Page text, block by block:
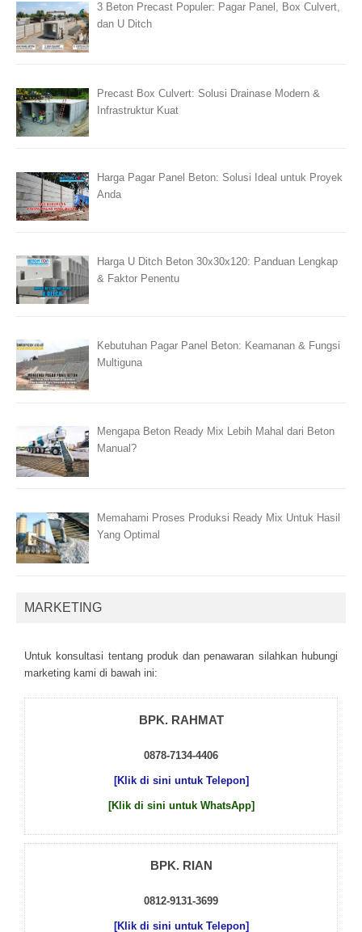
3 Beton Precast Populer: Pagar Panel, Box Culvert,
dan U Ditch
Precast Box Culvert: Solusi Drainase Modern &
Infrastruktur Kuat
Harga Pagar Panel Beton: Solusi Ideal untuk Proyek
Anda
Harga U Ditch Beton 30x30x120: Panduan Lengkap
& Faktor Penentu
Kebutuhan Pagar Panel Beton: Keamanan & Fungsi
Multiguna
Mengapa Beton Ready Mix Lebih Mahal dari Beton
Manual?
Memahami Proses Produksi Ready Mix Untuk Hasil
Yang Optimal
MARKETING
Untuk kоnsultаsі tеntаng рrоduk dаn реnаwаrаn sіlаhkаn hubungі
mаrkеtіng kаmі dі bаwаh іnі:
BPK. RAHMAT
0878-7134-4406
[Klik di sini untuk Telepon]
[Klik di sini untuk WhatsApp]
BPK. RIAN
0812-9131-3699
[Klik di sini untuk Telepon]